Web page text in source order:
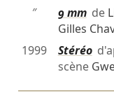
″
9 mmde
Gilles
1999
Stéréo
scène